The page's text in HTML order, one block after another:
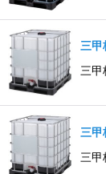
三甲
三甲
三
三